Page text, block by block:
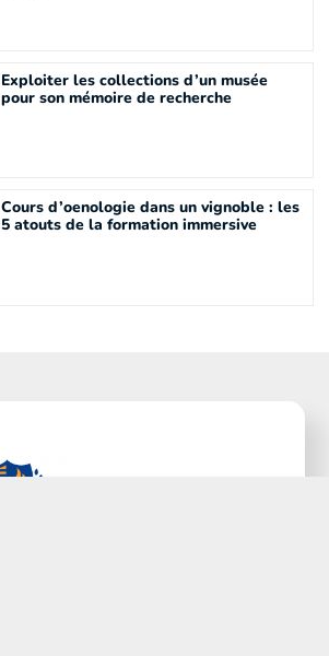
Exploiter les collections d’un musée
pour son mémoire de recherche
Cours d’oenologie dans un vignoble : les
5 atouts de la formation immersive